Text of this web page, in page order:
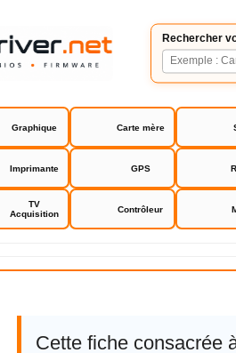
Rechercher
Graphique Carte mère
Imprimante GPS
TV
Acquisition
Contrôleur
Asus Eee PC 900 drivers
Cette fiche consacrée